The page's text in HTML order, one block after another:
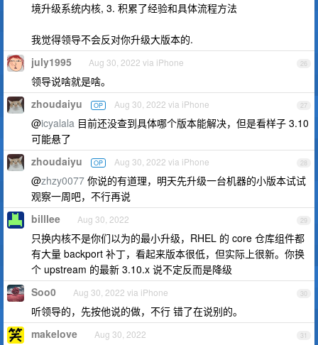
境升级系统内核, 3. 积累了经验和具体流程方法
我觉得领导不会反对你升级大版本的.
26
july1995 Aug 30, 2022 via iPhone
领导说啥就是啥。
27
zhoudaiyu OP Aug 30, 2022 via iPhone
@icyalala 目前还没查到具体哪个版本能解决，但是看样子 3.10
可能悬了
28
zhoudaiyu OP Aug 30, 2022 via iPhone
@zhzy0077 你说的有道理，明天先升级一台机器的小版本试试
观察一周吧，不行再说
29
billlee Aug 30, 2022
只换内核不是你们以为的最小升级，RHEL 的 core 仓库组件都
有大量 backport 补丁，看起来版本很低，但实际上很新。你换
个 upstream 的最新 3.10.x 说不定反而是降级
30
Soo0 Aug 30, 2022 via iPhone
听领导的，先按他说的做，不行 错了在说别的。
31
makelove Aug 30, 2022